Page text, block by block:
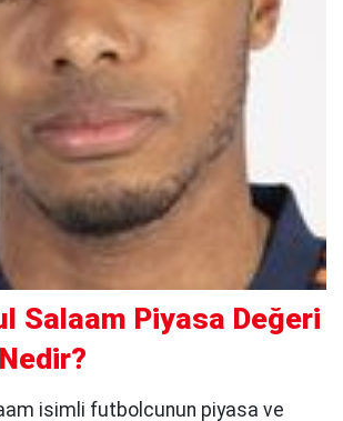
Salaam Piyasa Değeri
isimli futbolcunun piyasa ve